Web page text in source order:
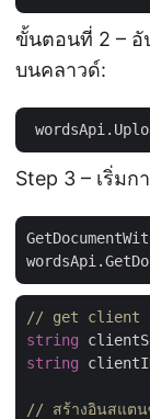
ขั้นตอนที่ 2 – อั
บนคลาวด์:
Step 3 – เริ่มก
// get client
string
string
// สร้างอินสแต